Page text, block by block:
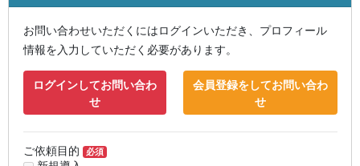
お問い合わせいただくにはログインいただき、プロフィール
情報を入力していただく必要があります。
ログインしてお問い合わ
せ
会員登録をしてお問い合わ
せ
ご依頼目的 必須